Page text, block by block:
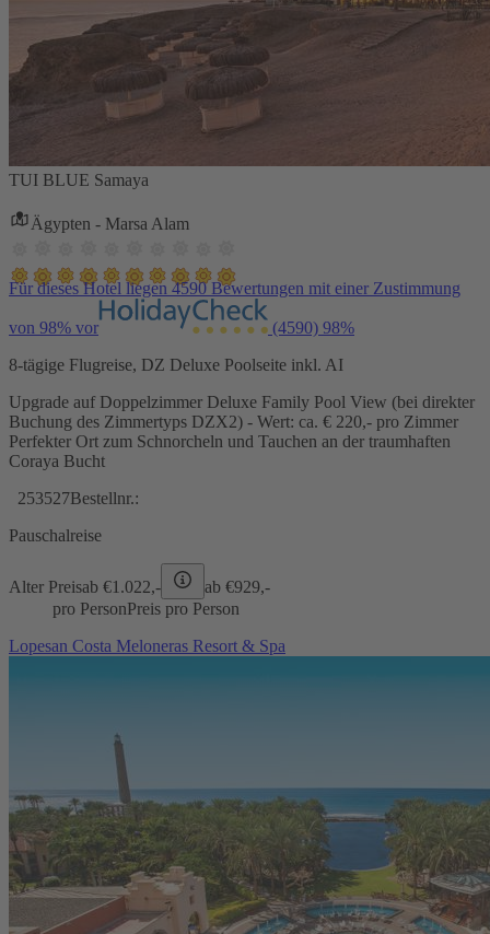
TUI BLUE Samaya
Ägypten - Marsa Alam
Für dieses Hotel liegen 4590 Bewertungen mit einer Zustimmung
von 98% vor (4590) 98%
8-tägige Flugreise, DZ Deluxe Poolseite inkl. AI
Upgrade auf Doppelzimmer Deluxe Family Pool View (bei direkter
Buchung des Zimmertyps DZX2) - Wert: ca. € 220,- pro Zimmer
Perfekter Ort zum Schnorcheln und Tauchen an der traumhaften
Coraya Bucht
253527Bestellnr.:
Pauschalreise
Alter Preisab €1.022,- ab €929,-
pro PersonPreis pro Person
Lopesan Costa Meloneras Resort & Spa